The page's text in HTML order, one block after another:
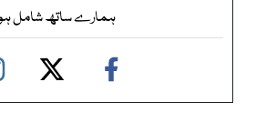
ہمارے ساتھ شامل